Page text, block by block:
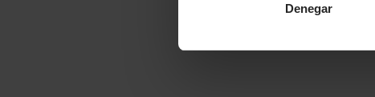
Denegar